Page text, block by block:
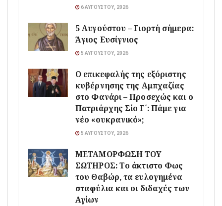
6 ΑΥΓΟΎΣΤΟΥ, 2026
5 Αυγούστου – Γιορτή σήμερα:
Άγιος Ευσίγνιος
5 ΑΥΓΟΎΣΤΟΥ, 2026
Ο επικεφαλής της εξόριστης
κυβέρνησης της Αμπχαζίας
στο Φανάρι – Προσεχώς και ο
Πατριάρχης Σίο Γ΄: Πάμε για
νέο «ουκρανικό»;
5 ΑΥΓΟΎΣΤΟΥ, 2026
ΜΕΤΑΜΟΡΦΩΣΗ ΤΟΥ
ΣΩΤΗΡΟΣ: Το άκτιστο Φως
του Θαβώρ, τα ευλογημένα
σταφύλια και οι διδαχές των
Αγίων